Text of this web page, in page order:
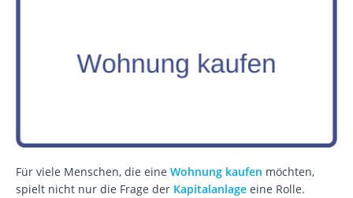
Für viele Menschen, die eine Wohnung kaufen möchten,
spielt nicht nur die Frage der Kapitalanlage eine Rolle.